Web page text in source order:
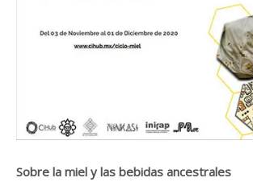
Sobre la miel y las bebidas ancestrales